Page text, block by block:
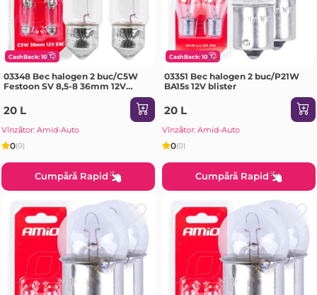
CashBack: 10
03348 Bec halogen 2 buc/C5W
Festoon SV 8,5-8 36mm 12V
20 L
Vînzător: Amid-Auto
0(0)
Cumpără Rapid
CashBack: 10
03351 Bec halogen 2 buc/P21W
BA15s 12V blister
20 L
Vînzător: Amid-Auto
0(0)
Cumpără Rapid